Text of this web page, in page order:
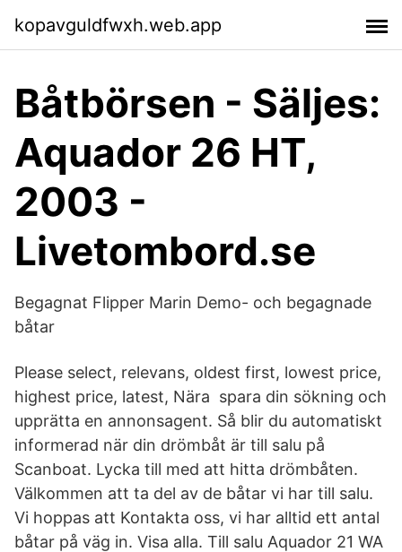
kopavguldfwxh.web.app
Båtbörsen - Säljes:
Aquador 26 HT,
2003 -
Livetombord.se
Begagnat Flipper Marin Demo- och begagnade
båtar
Please select, relevans, oldest first, lowest price,
highest price, latest, Nära spara din sökning och
upprätta en annonsagent. Så blir du automatiskt
informerad när din drömbåt är till salu på
Scanboat. Lycka till med att hitta drömbåten.
Välkommen att ta del av de båtar vi har till salu.
Vi hoppas att Kontakta oss, vi har alltid ett antal
båtar på väg in. Visa alla. Till salu Aquador 21 WA